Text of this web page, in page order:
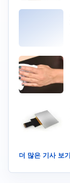
더 많은 기사 보기